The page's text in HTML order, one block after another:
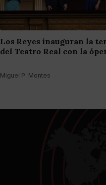
Los Reyes inauguran la
del Teatro Real con la
Miguel P. Montes